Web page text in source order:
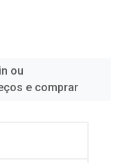
ou
e comprar